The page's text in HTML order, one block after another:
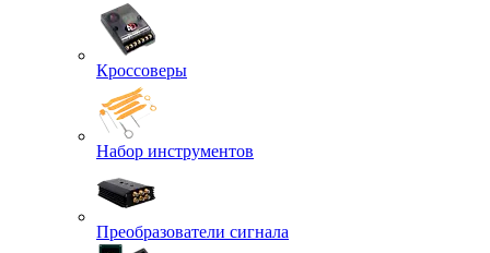
Кроссоверы
Набор инструментов
Преобразователи сигнала